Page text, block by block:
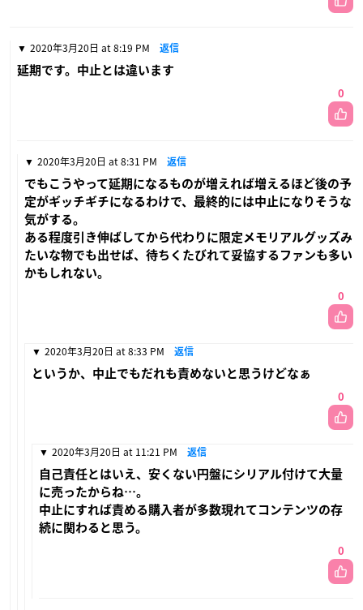
2020年3月20日 at 8:19 PM 返信
延期です。中止とは違います
0
2020年3月20日 at 8:31 PM 返信
でもこうやって延期になるものが増えれば増えるほど後の予
定がギッチギチになるわけで、最終的には中止になりそうな
気がする。
ある程度引き伸ばしてから代わりに限定メモリアルグッズみ
たいな物でも出せば、待ちくたびれて妥協するファンも多い
かもしれない。
0
2020年3月20日 at 8:33 PM 返信
というか、中止でもだれも責めないと思うけどなぁ
0
2020年3月20日 at 11:21 PM 返信
自己責任とはいえ、安くない円盤にシリアル付けて大量
に売ったからね…。
中止にすれば責める購入者が多数現れてコンテンツの存
続に関わると思う。
0